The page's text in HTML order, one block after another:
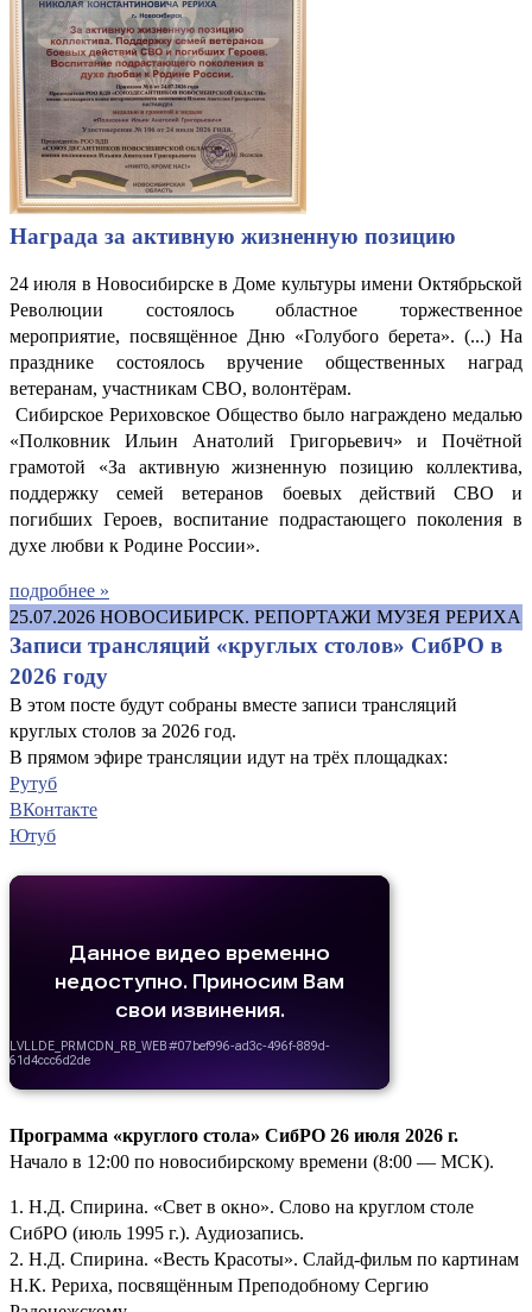
Награда за активную жизненную позицию
24 июля в Новосибирске в Доме культуры имени Октябрьской
Революции состоялось областное торжественное
мероприятие, посвящённое Дню «Голубого берета». (...) На
празднике состоялось вручение общественных наград
ветеранам, участникам СВО, волонтёрам.
Сибирское Рериховское Общество было награждено медалью
«Полковник Ильин Анатолий Григорьевич» и Почётной
грамотой «За активную жизненную позицию коллектива,
поддержку семей ветеранов боевых действий СВО и
погибших Героев, воспитание подрастающего поколения в
духе любви к Родине России».
подробнее »
25.07.2026 НОВОСИБИРСК. РЕПОРТАЖИ МУЗЕЯ РЕРИХА
Записи трансляций «круглых столов» СибРО в
2026 году
В этом посте будут собраны вместе записи трансляций
круглых столов за 2026 год.
В прямом эфире трансляции идут на трёх площадках:
Рутуб
ВКонтакте
Ютуб
Программа «круглого стола» СибРО 26 июля 2026 г.
Начало в 12:00 по новосибирскому времени (8:00 — МСК).
1. Н.Д. Спирина. «Свет в окно». Слово на круглом столе
СибРО (июль 1995 г.). Аудиозапись.
2. Н.Д. Спирина. «Весть Красоты». Слайд-фильм по картинам
Н.К. Рериха, посвящённым Преподобному Сергию